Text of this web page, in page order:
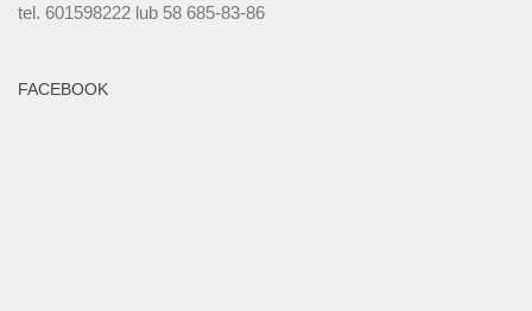
tel. 601598222 lub 58 685-83-86
FACEBOOK